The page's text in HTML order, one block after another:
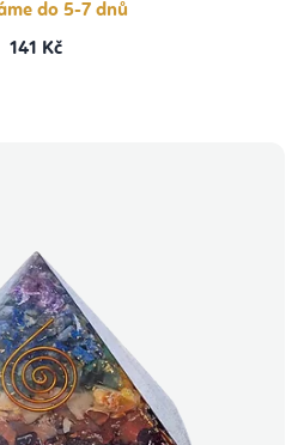
do 5-7 dnů
141 Kč